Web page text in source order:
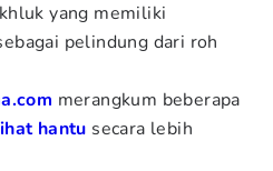
yang memiliki
pelindung dari roh
merangkum beberapa
hantu secara lebih